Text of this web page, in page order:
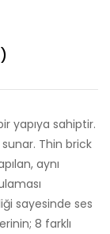
yapıya sahiptir.
Thin brick
aynı
sayesinde ses
8 farklı